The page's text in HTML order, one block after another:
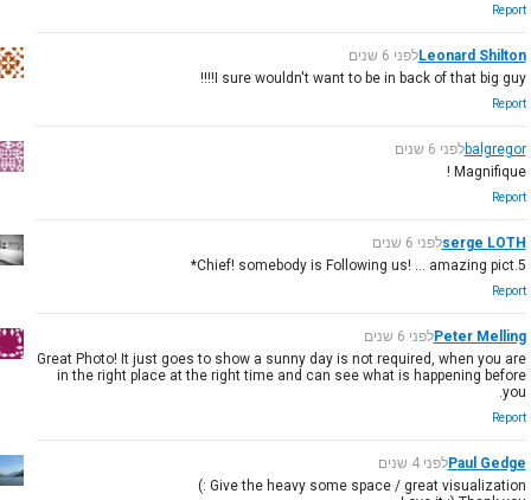
Report
Leonard Shiltonלפני 6 שנים
I sure wouldn't want to be in back of that big guy!!!!
Report
balgregorלפני 6 שנים
Magnifique !
Report
serge LOTHלפני 6 שנים
Chief! somebody is Following us! … amazing pict.5*
Report
Peter Mellingלפני 6 שנים
Great Photo! It just goes to show a sunny day is not required, when you are
in the right place at the right time and can see what is happening before
you.
Report
Paul Gedgeלפני 4 שנים
Give the heavy some space / great visualization :)